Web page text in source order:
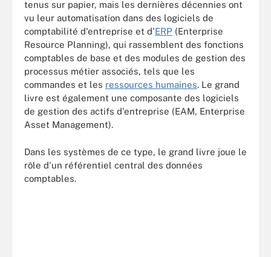
tenus sur papier, mais les dernières décennies ont
vu leur automatisation dans des logiciels de
comptabilité d'entreprise et d'ERP (Enterprise
Resource Planning), qui rassemblent des fonctions
comptables de base et des modules de gestion des
processus métier associés, tels que les
commandes et les ressources humaines. Le grand
livre est également une composante des logiciels
de gestion des actifs d'entreprise (EAM, Enterprise
Asset Management).
Dans les systèmes de ce type, le grand livre joue le
rôle d'un référentiel central des données
comptables.